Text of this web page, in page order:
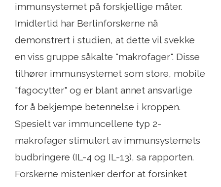
immunsystemet på forskjellige måter.
Imidlertid har Berlinforskerne nå
demonstrert i studien, at dette vil svekke
en viss gruppe såkalte "makrofager". Disse
tilhører immunsystemet som store, mobile
"fagocytter" og er blant annet ansvarlige
for å bekjempe betennelse i kroppen.
Spesielt var immuncellene typ 2-
makrofager stimulert av immunsystemets
budbringere (IL-4 og IL-13), sa rapporten.
Forskerne mistenker derfor at forsinket